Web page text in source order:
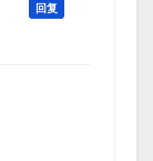
回复